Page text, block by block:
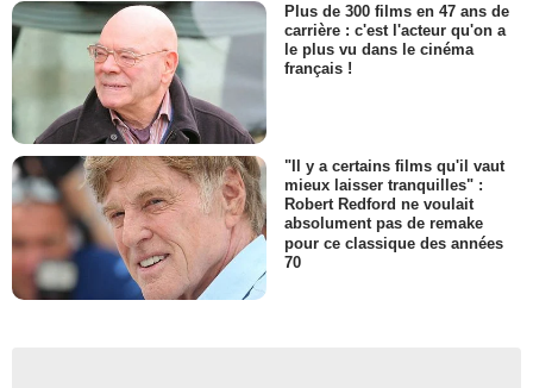
Plus de 300 films en 47 ans de
carrière : c'est l'acteur qu'on a
le plus vu dans le cinéma
français !
"Il y a certains films qu'il vaut
mieux laisser tranquilles" :
Robert Redford ne voulait
absolument pas de remake
pour ce classique des années
70